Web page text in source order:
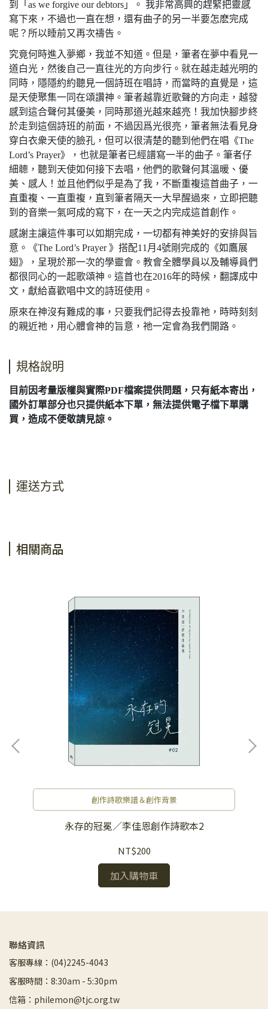
到「as we forgive our debtors」。 我非常高興的趕緊把靈感
寫下來，不過也一直在想，還有曲子的另一半要怎麽完成
呢？所以睡前又再次禱告。
究竟何時進入夢鄉，我並不知道。但是，筆者在夢中看見一
道白光，然後自己一直往光的方向步行。就在越走越光明的
同時，隱隱約約聽見一個詩班在唱詩，而當時的直覺是，這
是天使聚集一同在頌讚神。筆者越靠近歌聲的方向走，越發
感到這合聲何其優美，同時那道光越來越亮！我加快腳步終
於走到這個詩班的前面，不過因爲光很亮，筆者無法看見身
穿白衣衆天使的臉孔，但可以很清楚的聽到他們在唱《The
Lord’s Prayer》，也就是筆者已經譜寫一半的曲子。筆者仔
細聼，聽到天使如何接下去唱，他們的歌聲何其溫暖、優
美、感人！並且他們似乎是為了我，不斷重複這首曲子，一
直重複、一直重複，直到筆者隔天一大早醒過來，立即把聽
到的音樂一氣呵成的寫下，在一天之内完成這首創作。
感謝主讓這件事可以如期完成，一切都有神美好的安排與旨
意。《The Lord’s Prayer 》搭配11月4號剛完成的《如鷹展
翅》，呈現於那一次的學靈會。教會全體學員以及輔導員們
都很同心的一起歌頌神。這首也在2016年的時候，翻譯成中
文，獻給喜歡唱中文的詩班使用。
原來在神沒有難成的事，只要我們記得去投靠祂，時時刻刻
的親近祂，用心體會神的旨意，祂一定會為我們開路。
規格說明
目前因考量版權與實際PDF檔案提供問題，只有紙本寄出，
國外訂單部分也只提供紙本下單，無法提供電子檔下單購
買，造成不便敬請見諒。
運送方式
相關商品
創作詩歌樂譜＆創作背景
永存的冠冕／李佳恩創作詩歌本2
NT$200
加入購物車
聯絡資訊
客服專線：(04)2245-4043
客服時間：8:30am - 5:30pm
信箱：philemon@tjc.org.tw